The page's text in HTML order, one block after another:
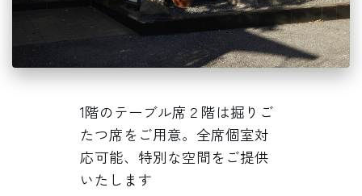
1階のテーブル席２階は掘りご
たつ席をご用意。全席個室対
応可能、特別な空間をご提供
いたします